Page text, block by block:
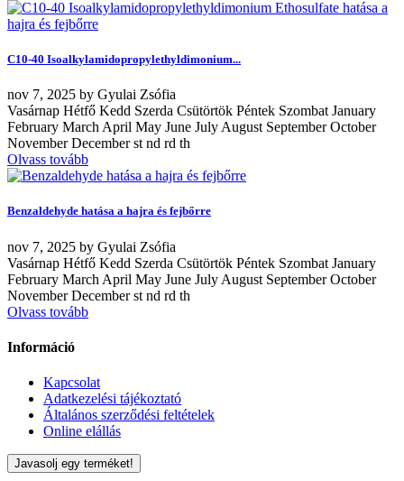
C10-40 Isoalkylamidopropylethyldimonium...
nov 7, 2025 by Gyulai Zsófia
Vasárnap Hétfő Kedd Szerda Csütörtök Péntek Szombat January
February March April May June July August September October
November December st nd rd th
Olvass tovább
Benzaldehyde hatása a hajra és fejbőrre
nov 7, 2025 by Gyulai Zsófia
Vasárnap Hétfő Kedd Szerda Csütörtök Péntek Szombat January
February March April May June July August September October
November December st nd rd th
Olvass tovább
Információ
Kapcsolat
Adatkezelési tájékoztató
Általános szerződési feltételek
Online elállás
Javasolj egy terméket!